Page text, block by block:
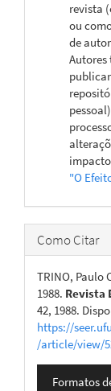
revista
ou
de
Autores
"O
Como Citar
TRINO, Paulo
1988. Revista
42, 1988.
https://
/article/view/
Formatos